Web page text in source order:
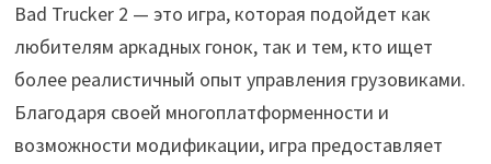
Bad Trucker 2 — это игра, которая подойдет как
любителям аркадных гонок, так и тем, кто ищет
более реалистичный опыт управления грузовиками.
Благодаря своей многоплатформенности и
возможности модификации, игра предоставляет